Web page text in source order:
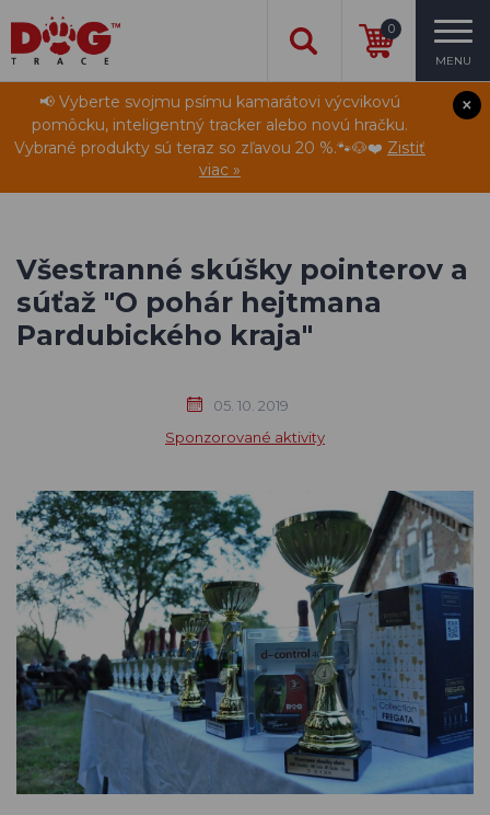
0
MENU
📢 Vyberte svojmu psímu kamarátovi výcvikovú
pomôcku, inteligentný tracker alebo novú hračku.
Vybrané produkty sú teraz so zľavou 20 %.🐾🐶❤️ Zistiť
viac »
Všestranné skúšky pointerov a
súťaž "O pohár hejtmana
Pardubického kraja"
05. 10. 2019
Sponzorované aktivity